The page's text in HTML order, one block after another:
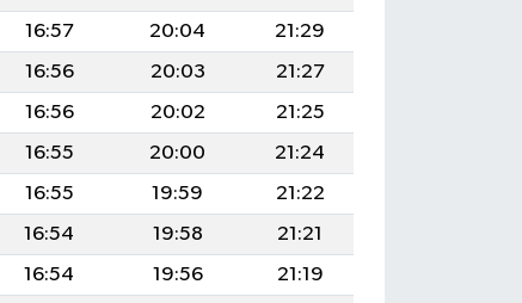
16:57 20:04
21:29
16:56 20:03
21:27
16:56 20:02
21:25
16:55 20:00
21:24
16:55 19:59
21:22
16:54 19:58
21:21
16:54 19:56
21:19